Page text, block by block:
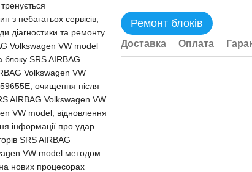
небагатьох сервісів,
діагностики та ремонту
Volkswagen VW model
блоку SRS AIRBAG
Volkswagen VW
очищення після
AIRBAG Volkswagen VW
VW model, відновлення
інформації про удар
SRS AIRBAG
VW model методом
нових процесорах
Ремонт блоків
Доставка Оплата